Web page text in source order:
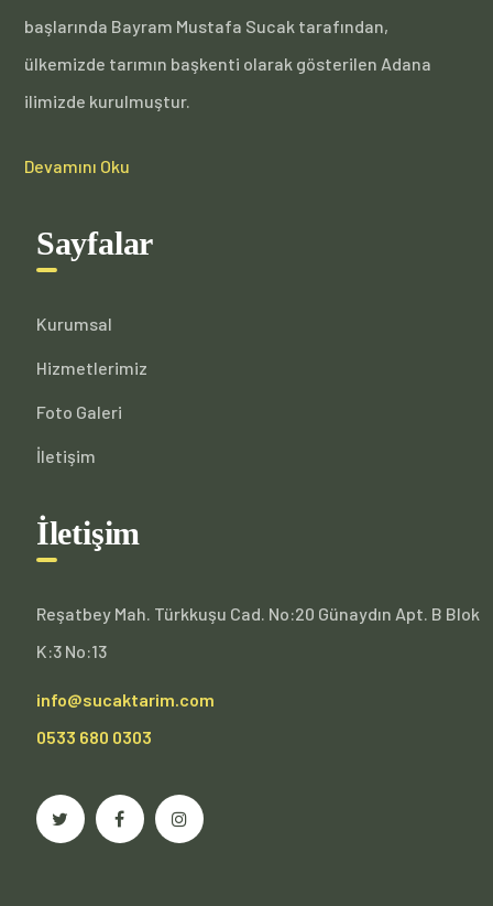
başlarında Bayram Mustafa Sucak tarafından,
ülkemizde tarımın başkenti olarak gösterilen Adana
ilimizde kurulmuştur.
Devamını Oku
Sayfalar
Kurumsal
Hizmetlerimiz
Foto Galeri
İletişim
İletişim
Reşatbey Mah. Türkkuşu Cad. No:20 Günaydın Apt. B Blok
K:3 No:13
info@sucaktarim.com
0533 680 0303